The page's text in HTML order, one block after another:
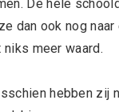
De hele
dan ook nog
meer waard.
hebben